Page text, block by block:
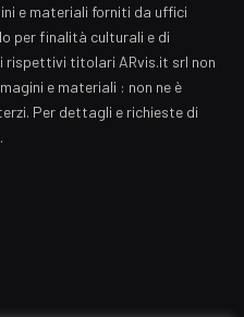
e materiali forniti da uffici
per finalità culturali e di
rispettivi titolari ARvis.it srl non
e materiali : non ne è
Per dettagli e richieste di
.